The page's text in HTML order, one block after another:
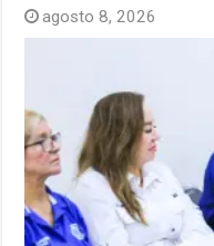
agosto 8, 2026